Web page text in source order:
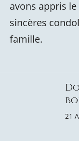
avons appris
sincères
famille.
21